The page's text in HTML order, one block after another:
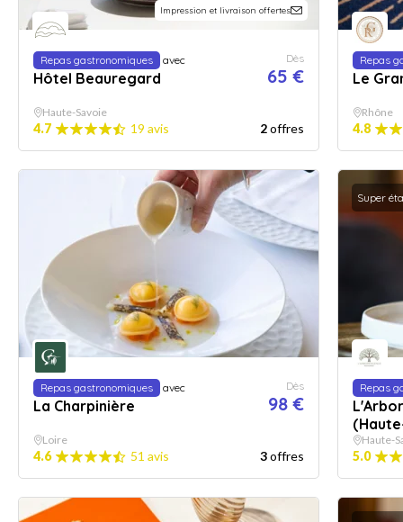
Impression et livraison offertes
Repas gastronomiques avec
Hôtel Beauregard
Dès
65 €
Haute-Savoie
4.7 19 avis 2offres
Repas
Le
Rhône
4.8
Repas gastronomiques avec
La Charpinière
Dès
98 €
Loire
4.6 51 avis 3offres
Super
Repas
Haute-
5.0